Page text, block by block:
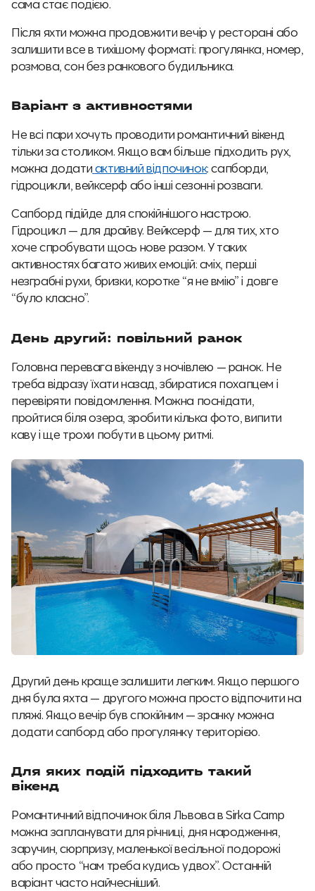
сама стає подією.
Після яхти можна продовжити вечір у ресторані або
залишити все в тихішому форматі: прогулянка, номер,
розмова, сон без ранкового будильника.
Варіант з активностями
Не всі пари хочуть проводити романтичний вікенд
тільки за столиком. Якщо вам більше підходить рух,
можна додатиактивний відпочинок: сапборди,
гідроцикли, вейксерф або інші сезонні розваги.
Сапборд підійде для спокійнішого настрою.
Гідроцикл — для драйву. Вейксерф — для тих, хто
хоче спробувати щось нове разом. У таких
активностях багато живих емоцій: сміх, перші
незграбні рухи, бризки, коротке “я не вмію” і довге
“було класно”.
День другий: повільний ранок
Головна перевага вікенду з ночівлею — ранок. Не
треба відразу їхати назад, збиратися похапцем і
перевіряти повідомлення. Можна поснідати,
пройтися біля озера, зробити кілька фото, випити
каву і ще трохи побути в цьому ритмі.
Другий день краще залишити легким. Якщо першого
дня була яхта — другого можна просто відпочити на
пляжі. Якщо вечір був спокійним — зранку можна
додати сапборд або прогулянку територією.
Для яких подій підходить такий
вікенд
Романтичний відпочинок біля Львова в Sirka Camp
можна запланувати для річниці, дня народження,
заручин, сюрпризу, маленької весільної подорожі
або просто “нам треба кудись удвох”. Останній
варіант часто найчесніший.